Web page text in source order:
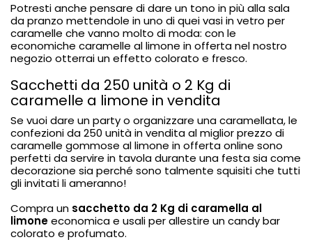
Potresti anche pensare di dare un tono in più alla sala
da pranzo mettendole in uno di quei vasi in vetro per
caramelle che vanno molto di moda: con le
economiche caramelle al limone in offerta nel nostro
negozio otterrai un effetto colorato e fresco.
Sacchetti da 250 unità o 2 Kg di
caramelle a limone in vendita
Se vuoi dare un party o organizzare una caramellata, le
confezioni da 250 unità in vendita al miglior prezzo di
caramelle gommose al limone in offerta online sono
perfetti da servire in tavola durante una festa sia come
decorazione sia perché sono talmente squisiti che tutti
gli invitati li ameranno!
Compra un sacchetto da 2 Kg di caramella al
limoneeconomica e usali per allestire un candy bar
colorato e profumato.